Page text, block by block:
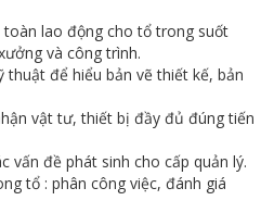
lao động cho tổ trong suốt
và công trình.
thuật để hiểu bản vẽ thiết kế, bản
vật tư, thiết bị đầy đủ đúng tiến
vấn đề phát sinh cho cấp quản lý.
tổ : phân công việc, đánh giá